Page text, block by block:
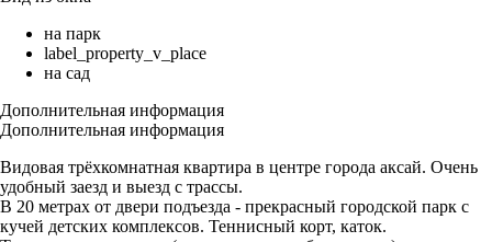
на парк
label_property_v_place
на сад
Дополнительная информация
Дополнительная информация
Видовая трёхкомнатная квартира в центре города аксай. Очень
удобный заезд и выезд с трассы.
В 20 метрах от двери подъезда - прекрасный городской парк с
кучей детских комплексов. Теннисный корт, каток.